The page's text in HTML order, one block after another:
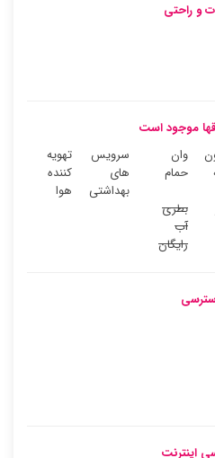
و راحتی
موجود است
وان
حمام
سرویس
های
بهداشتی
تهویه
کننده
هوا
بطری
آب
رایگان
اینترنت